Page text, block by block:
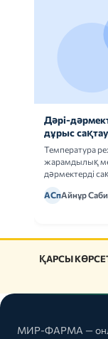
Дәрі-
дұрыс
Температура
жарамдылық
дәрмектерді
АСпАйнұр
ҚАРСЫ
МИР-ФАРМА —